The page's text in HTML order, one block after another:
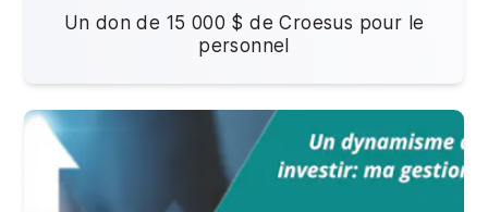
Un don de 15 000 $ de Croesus pour le
personnel